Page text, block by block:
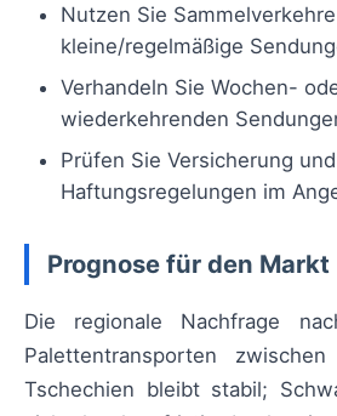
Nutzen Sie
kleine/regelmäßige
Verhandeln Sie Wochen-
wiederkehrenden
Prüfen Sie Versicherung und
Haftungsregelungen im
Prognose für den Markt
Die regionale Nachfrage
Palettentransporten
Tschechien bleibt stabil;